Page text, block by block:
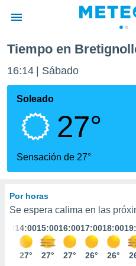
de
ha sido
calidad.
a este
las
y
digital
basada
Tiempo en
16:14 Sábado
Soleado
27°
Sensación de 27°
Por horas
Se espera calima en las
14:00
27°
15:00
27°
16:00
27°
17:00
26°
18:00
26°